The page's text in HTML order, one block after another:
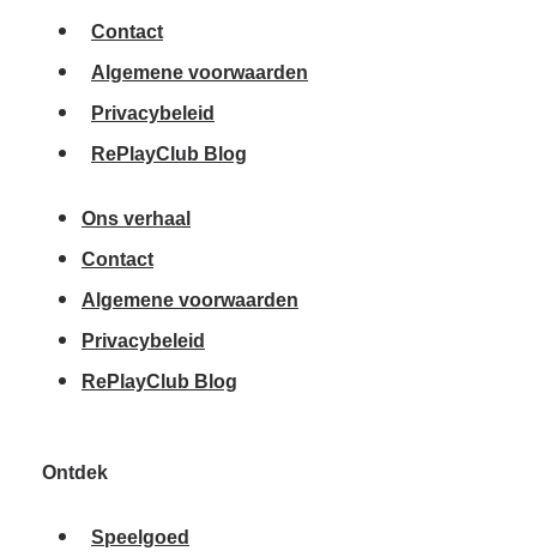
Contact
Algemene voorwaarden
Privacybeleid
RePlayClub Blog
Ons verhaal
Contact
Algemene voorwaarden
Privacybeleid
RePlayClub Blog
Ontdek
Speelgoed